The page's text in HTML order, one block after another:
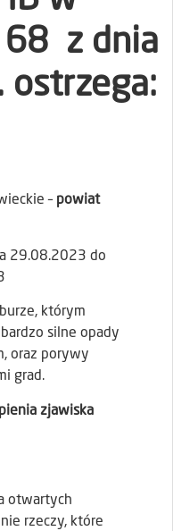
68 z dnia
ostrzega:
– powiat
29.08.2023 do
którym
silne opady
oraz porywy
grad.
zjawiska
otwartych
rzeczy, które